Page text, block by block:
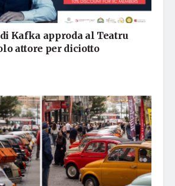
Kafka approda al Teatru
attore per diciotto